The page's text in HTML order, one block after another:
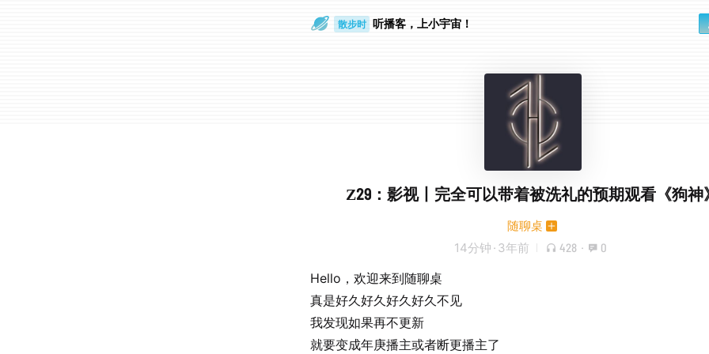
散步时 听播客，上小宇宙！
Z29：影视丨完全可以带着被洗礼的预期观看《狗神
随聊桌
14分钟 · 3年前 428 · 0
Hello，欢迎来到随聊桌
真是好久好久好久好久不见
我发现如果再不更新
就要变成年庚播主或者断更播主了